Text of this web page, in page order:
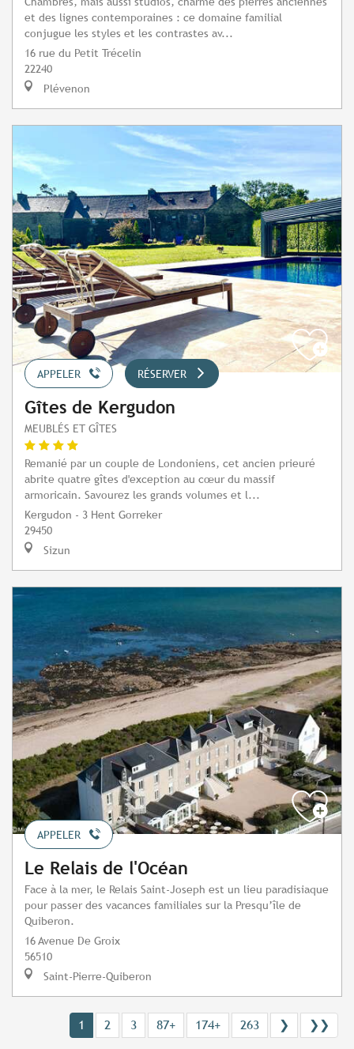
et des lignes contemporaines : ce domaine familial
conjugue les styles et les contrastes av...
16 rue du Petit Trécelin
22240
Plévenon
APPELER RÉSERVER
Gîtes de Kergudon
MEUBLÉS ET GÎTES
Remanié par un couple de Londoniens, cet ancien prieuré
abrite quatre gîtes d'exception au cœur du massif
armoricain. Savourez les grands volumes et l...
Kergudon - 3 Hent Gorreker
29450
Sizun
APPELER
Le Relais de l'Océan
Face à la mer, le Relais Saint-Joseph est un lieu paradisiaque
pour passer des vacances familiales sur la Presqu’île de
Quiberon.
16 Avenue De Groix
56510
Saint-Pierre-Quiberon
1 2 3 87+ 174+ 263 ❯ ❯❯